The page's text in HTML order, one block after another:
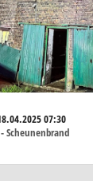
07:30
Scheunenbrand